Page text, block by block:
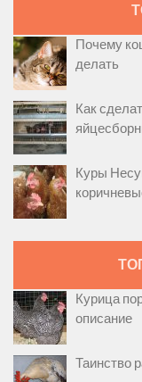
Почему
делать
Как
Куры
Курица
описание
Таинство